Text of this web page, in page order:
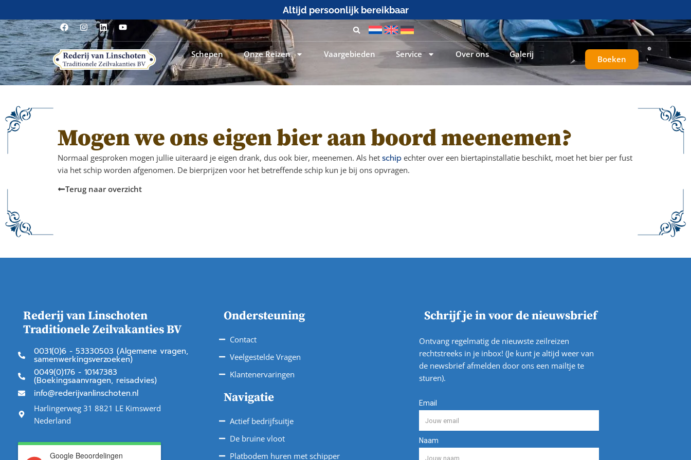
Altijd persoonlijk bereikbaar
Schepen Onze Reizen Vaargebieden Service Over ons Galerij Boeken
Mogen we ons eigen bier aan boord meenemen?
Normaal gesproken mogen jullie uiteraard je eigen drank, dus ook bier, meenemen. Als het schip echter over een biertapinstallatie beschikt, moet het bier per fust
via het schip worden afgenomen. De bierprijzen voor het betreffende schip kun je bij ons opvragen.
Terug naar overzicht
Rederij van Linschoten
Traditionele Zeilvakanties BV
0031(0)6 - 53330503 (Algemene vragen,
samenwerkingsverzoeken)
0049(0)176 - 10147383
(Boekingsaanvragen, reisadvies)
info@rederijvanlinschoten.nl
Harlingerweg 31 8821 LE Kimswerd
Nederland
Google Beoordelingen
Ondersteuning
Contact
Veelgestelde Vragen
Klantenervaringen
Navigatie
Actief bedrijfsuitje
De bruine vloot
Platbodem huren met schipper
Schrijf je in voor de nieuwsbrief
Ontvang regelmatig de nieuwste zeilreizen
rechtstreeks in je inbox! (Je kunt je altijd weer van
de newsbrief afmelden door ons een mailtje te
sturen).